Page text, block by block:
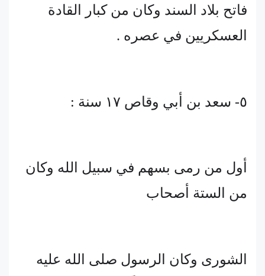
فاتح بلاد السند وكان من كبار القادة
العسكريين في عصره .
٥- سعد بن أبي وقاص ١٧ سنة :
أول من رمى بسهم في سبيل الله وكان
من الستة أصحاب
الشورى وكان الرسول صلى الله عليه